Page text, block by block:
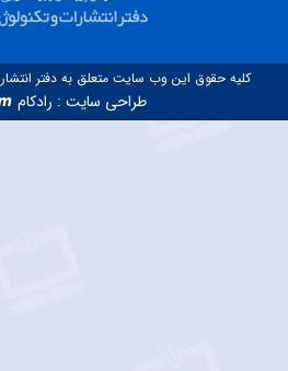
کلیه حقوق این وب سایت متعلق به دفتر
طراحی سایت : رادکام